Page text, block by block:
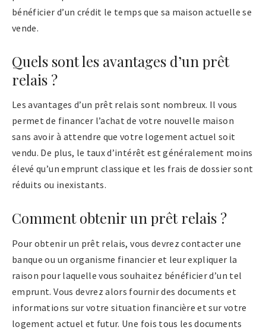
bénéficier d’un crédit le temps que sa maison actuelle se
vende.
Quels sont les avantages d’un prêt
relais ?
Les avantages d’un prêt relais sont nombreux. Il vous
permet de financer l’achat de votre nouvelle maison
sans avoir à attendre que votre logement actuel soit
vendu. De plus, le taux d’intérêt est généralement moins
élevé qu’un emprunt classique et les frais de dossier sont
réduits ou inexistants.
Comment obtenir un prêt relais ?
Pour obtenir un prêt relais, vous devrez contacter une
banque ou un organisme financier et leur expliquer la
raison pour laquelle vous souhaitez bénéficier d’un tel
emprunt. Vous devrez alors fournir des documents et
informations sur votre situation financière et sur votre
logement actuel et futur. Une fois tous les documents